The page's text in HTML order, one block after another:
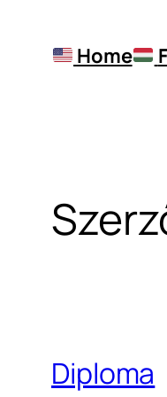
tartalomhoz
Home
Diploma